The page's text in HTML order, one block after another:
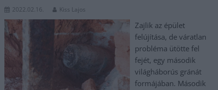
2022.02.16. Kiss Lajos
Zajlik az épület
felújítása, de váratlan
probléma ütötte fel
fejét, egy második
világháborús gránát
formájában. Második